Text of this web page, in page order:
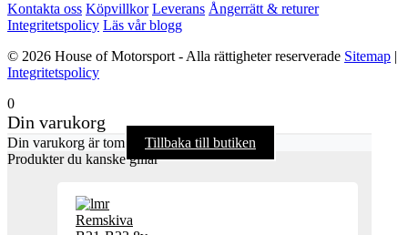
Kontakta oss Köpvillkor Leverans Ångerrätt & returer
Integritetspolicy Läs vår blogg
© 2026 House of Motorsport - Alla rättigheter reserverade Sitemap |
Integritetspolicy
0
Din varukorg
Din varukorg är tom
Tillbaka till butiken
Produkter du kanske gillar